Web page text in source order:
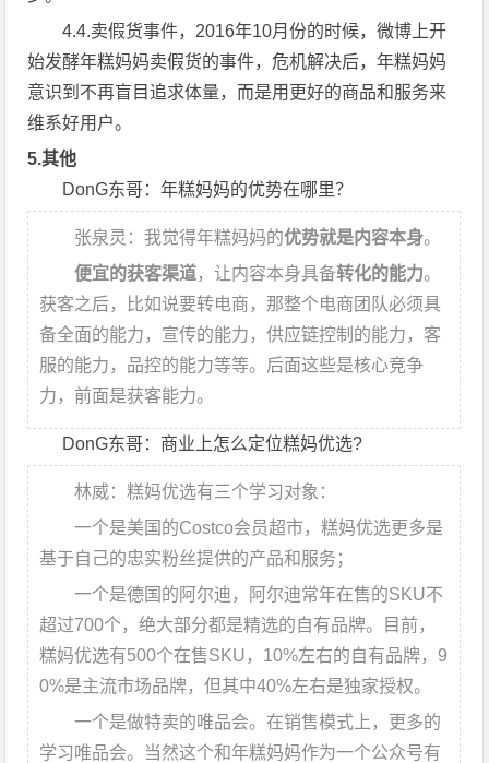
4.4.卖假货事件，2016年10月份的时候，微博上开
始发酵年糕妈妈卖假货的事件，危机解决后，年糕妈妈
意识到不再盲目追求体量，而是用更好的商品和服务来
维系好用户。
5.其他
DonG东哥：年糕妈妈的优势在哪里？
张泉灵：我觉得年糕妈妈的优势就是内容本身。
便宜的获客渠道，让内容本身具备转化的能力。
获客之后，比如说要转电商，那整个电商团队必须具
备全面的能力，宣传的能力，供应链控制的能力，客
服的能力，品控的能力等等。后面这些是核心竞争
力，前面是获客能力。
DonG东哥：商业上怎么定位糕妈优选?
林威：糕妈优选有三个学习对象：
一个是美国的Costco会员超市，糕妈优选更多是
基于自己的忠实粉丝提供的产品和服务；
一个是德国的阿尔迪，阿尔迪常年在售的SKU不
超过700个，绝大部分都是精选的自有品牌。目前，
糕妈优选有500个在售SKU，10%左右的自有品牌，9
0%是主流市场品牌，但其中40%左右是独家授权。
一个是做特卖的唯品会。在销售模式上，更多的
学习唯品会。当然这个和年糕妈妈作为一个公众号有